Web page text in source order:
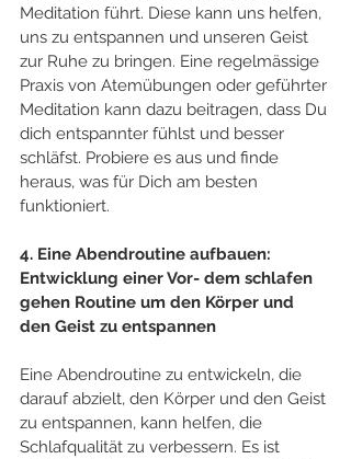
Meditation führt. Diese kann uns helfen,
uns zu entspannen und unseren Geist
zur Ruhe zu bringen. Eine regelmässige
Praxis von Atemübungen oder geführter
Meditation kann dazu beitragen, dass Du
dich entspannter fühlst und besser
schläfst. Probiere es aus und finde
heraus, was für Dich am besten
funktioniert.
4. Eine Abendroutine aufbauen:
Entwicklung einer Vor- dem schlafen
gehen Routine um den Körper und
den Geist zu entspannen
Eine Abendroutine zu entwickeln, die
darauf abzielt, den Körper und den Geist
zu entspannen, kann helfen, die
Schlafqualität zu verbessern. Es ist